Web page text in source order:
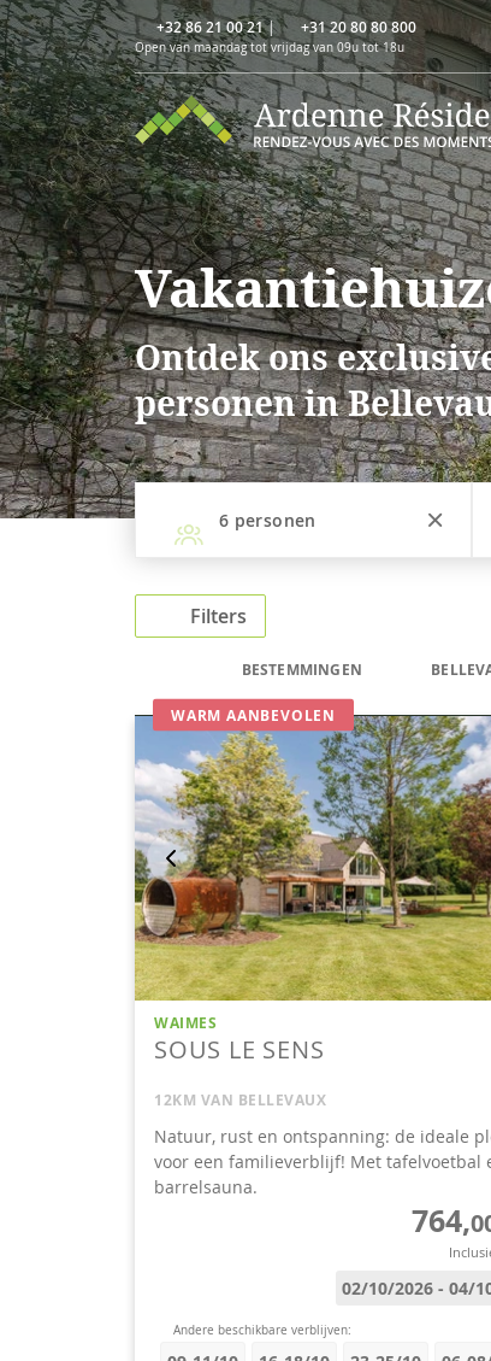
+32 86 21 00 21| +31 20 80 80 800
Open van maandag tot vrijdag van 09u tot 18u
Ontdek ons
personen in
6 personen
Filters
BESTEMMINGEN